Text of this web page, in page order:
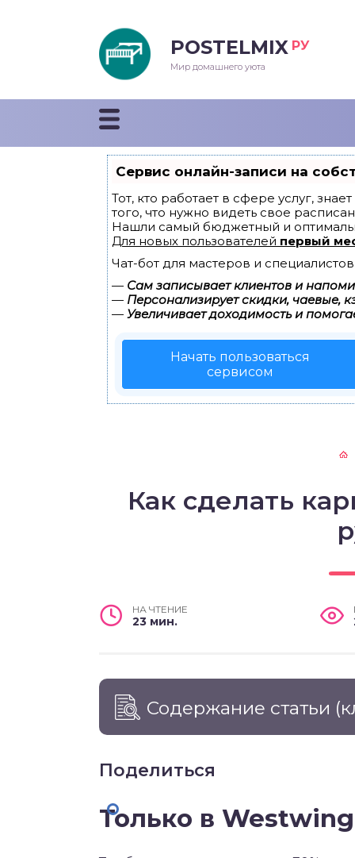
POSTELMIX РУ
Мир домашнего уюта
Сервис онлайн-записи на
Тот, кто работает в сфере услуг,
того, что нужно видеть свое
Нашли самый бюджетный и
Для новых пользователей первый
Чат-бот для мастеров и
— Сам записывает клиентов и
— Персонализирует скидки, чаевые,
— Увеличивает доходимость и
Начать пользоваться
сервисом
Как сделать
НА ЧТЕНИЕ
23 мин.
Содержание статьи
Поделиться
Только в Westwing